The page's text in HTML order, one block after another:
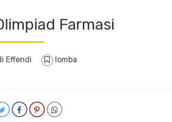
Farmasi
Effendi lomba